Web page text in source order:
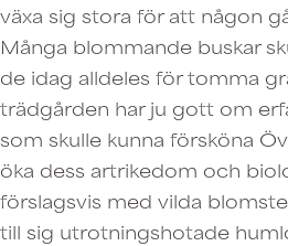
växa sig stora för att någon
Många blommande buskar
de idag alldeles för tomma
trädgården har ju gott om
som skulle kunna försköna
öka dess artrikedom och
förslagsvis med vilda
till sig utrotningshotade